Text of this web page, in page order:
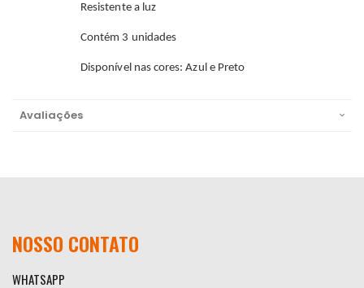
Resistente a luz
Contém 3 unidades
Disponível nas cores: Azul e Preto
Avaliações
NOSSO CONTATO
WHATSAPP